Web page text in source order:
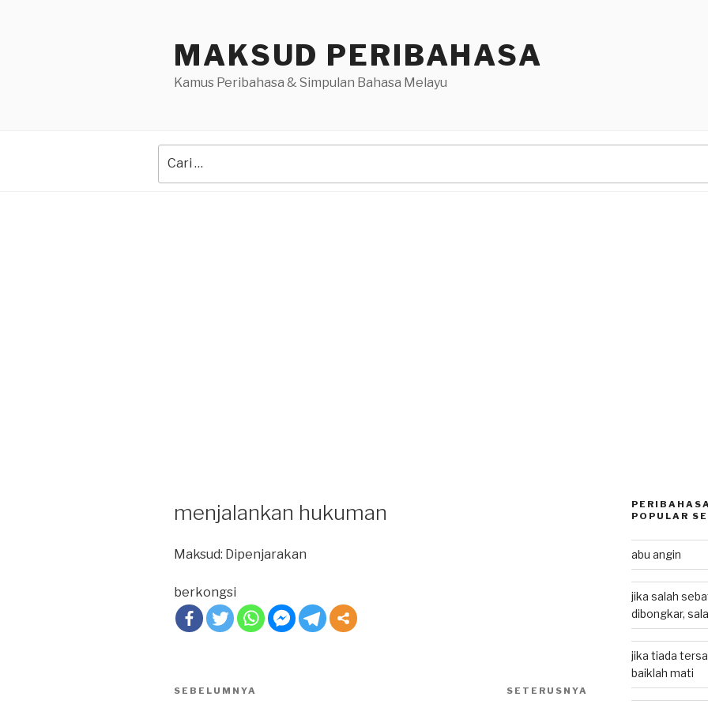
MAKSUD PERIBAHASA
Kamus Peribahasa & Simpulan Bahasa Melayu
for:
menjalankan hukuman
Maksud: Dipenjarakan
berkongsi
Post
Previous
SEBELUMNYA SETERUSNYA
POPULAR
abu angin
jika salah
dibongkar,
jika tiada
baiklah mati